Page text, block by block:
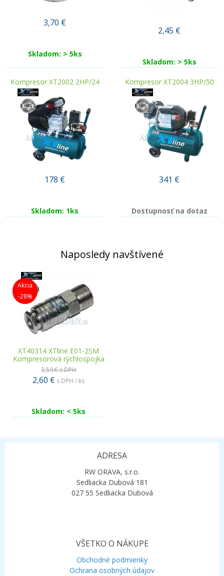
3,70 €
Skladom: > 5ks
2,45 €
Skladom: > 5ks
Kompresor XT2002 2HP/24
178 €
Skladom: 1ks
Kompresor XT2004 3HP/50
341 €
Dostupnosť na dotaz
Naposledy navštívené
Akcia
-28%
XT40314 XTline E01-2SM
Kompresorová rýchlospojka
3,59 €s DPH
2,60 € s DPH / ks
Skladom: < 5ks
ADRESA
RW ORAVA, s.r.o.
Sedliacka Dubová 181
027 55 Sedliacka Dubová
VŠETKO O NÁKUPE
Obchodné podmienky
Ochrana osobných údajov